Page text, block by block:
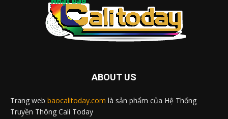
ABOUT US
Trang web baocalitoday.com là sản phẩm của Hệ Thống
Truyền Thông Cali Today